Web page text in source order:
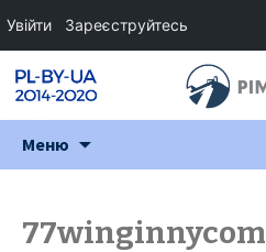
Меню
77winginnycom
Увійти Зареєструйтесь